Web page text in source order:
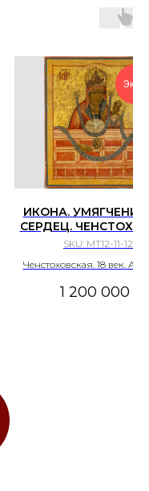
ИКОНА. УМЯГЧЕНИЕ
СЕРДЕЦ.
18 ВЕК.
SKU: МТ12-11-12-5
Ченстоховская. 18 век.
1 200 000